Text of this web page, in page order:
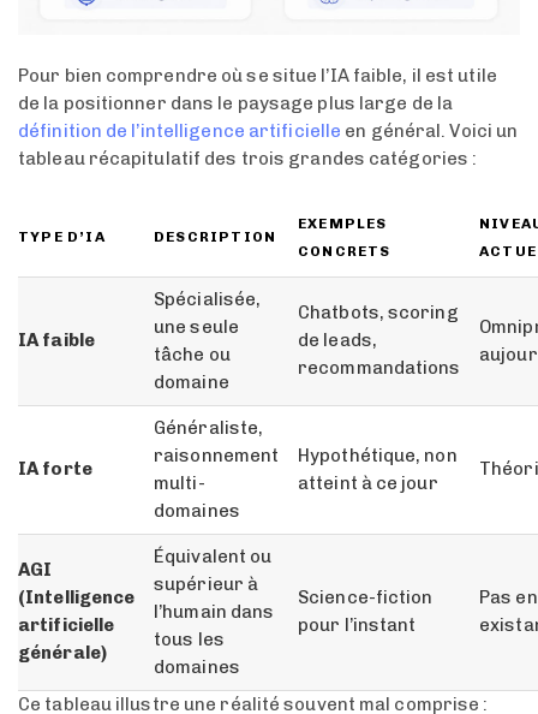
Pour bien comprendre où se situe l’IA faible, il est utile
de la positionner dans le paysage plus large de la
définition de l’intelligence artificielle en général. Voici un
tableau récapitulatif des trois grandes catégories :
TYPE D’IA DESCRIPTION
EXEMPLES
CONCRETS
IA faible
Spécialisée,
une seule
tâche ou
domaine
Chatbots, scoring
de leads,
recommandations
IA forte
Généraliste,
raisonnement
multi-
domaines
Hypothétique, non
atteint à ce jour
AGI
(Intelligence
artificielle
générale)
Équivalent ou
supérieur à
l’humain dans
tous les
domaines
Science-fiction
pour l’instant
Pas
Ce tableau illustre une réalité souvent mal comprise :